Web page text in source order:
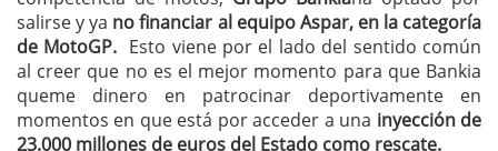
salirse y ya no financiar al equipo Aspar, en la categoría
de MotoGP. Esto viene por el lado del sentido común
al creer que no es el mejor momento para que Bankia
queme dinero en patrocinar deportivamente en
momentos en que está por acceder a una inyección de
23.000 millones de euros del Estado como rescate.